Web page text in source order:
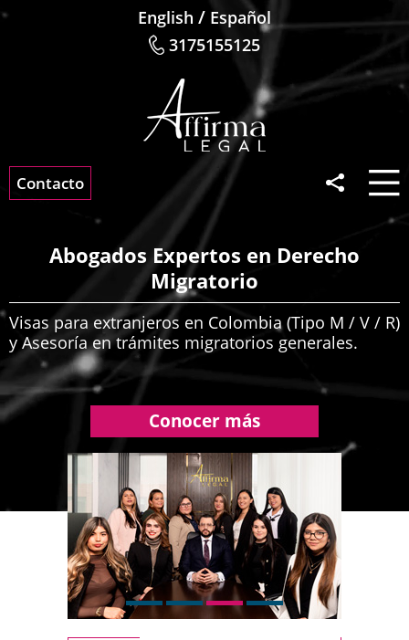
English / Español
3175155125
Contacto
Abogados Expertos en Derecho
Migratorio
Visas para extranjeros en Colombia (Tipo M / V / R)
y Asesoría en trámites migratorios generales.
Conocer más